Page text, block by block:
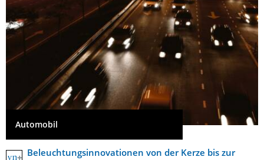
Automobil
Beleuchtungsinnovationen von der Kerze bis zur